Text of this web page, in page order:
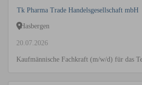
Tk Pharma Trade Handelsgesellschaft mbH
Hasbergen
20.07.2026
Kaufmännische Fachkraft (m/w/d) für das